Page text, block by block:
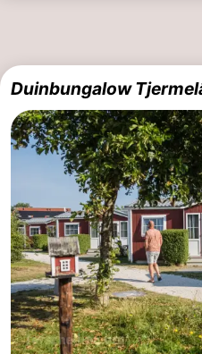
Duinbungalow